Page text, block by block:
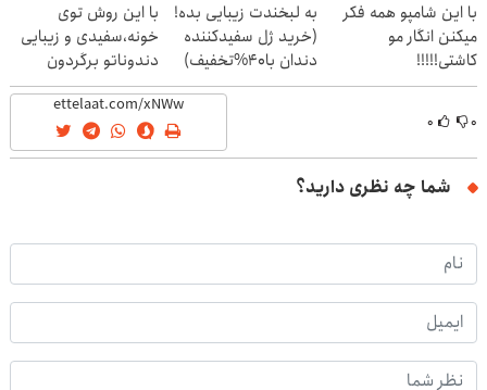
با این شامپو همه فکر
میکنن انگار مو
کاشتی!!!!!
به لبخندت زیبایی بده!
(خرید ژل سفیدکننده
دندان با40%تخفیف)
با این روش توی
خونه،سفیدی و زیبایی
دندوناتو برگردون
(40%off)
۰ ۰
شما چه نظری دارید؟